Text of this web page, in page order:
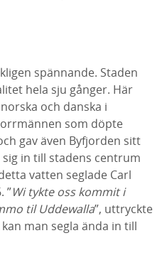
spännande. Staden
hela sju gånger. Här
och danska i
som döpte
gav även Byfjorden sitt
in till stadens centrum
vatten seglade Carl
”Wi tykte oss kommit i
til Uddewalla”, uttryckte
man segla ända in till